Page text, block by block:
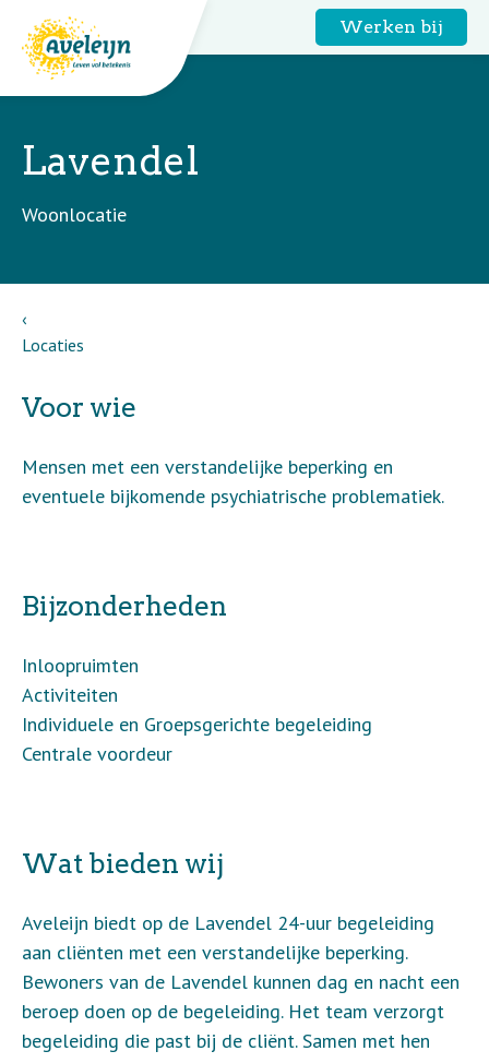
Werken bij
Lavendel
Woonlocatie
Locaties
Voor wie
Mensen met een verstandelijke beperking en
eventuele bijkomende psychiatrische problematiek.
Bijzonderheden
Inloopruimten
Activiteiten
Individuele en Groepsgerichte begeleiding
Centrale voordeur
Wat bieden wij
Aveleijn biedt op de Lavendel 24-uur begeleiding
aan cliënten met een verstandelijke beperking.
Bewoners van de Lavendel kunnen dag en nacht een
beroep doen op de begeleiding. Het team verzorgt
begeleiding die past bij de cliënt. Samen met hen